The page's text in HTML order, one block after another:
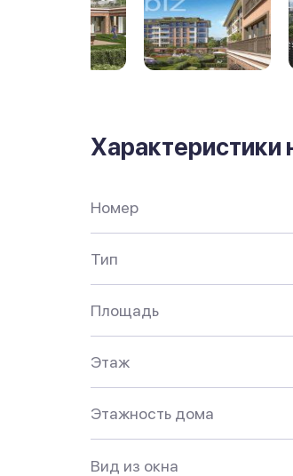
Номер
Тип
Площадь
Этаж
Этажность дома
Вид из окна